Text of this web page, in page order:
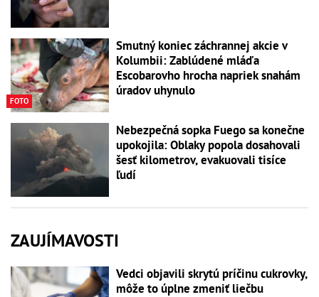
FOTO
Smutný koniec záchrannej akcie v
Kolumbii: Zablúdené mláďa
Escobarovho hrocha napriek snahám
úradov uhynulo
Nebezpečná sopka Fuego sa konečne
upokojila: Oblaky popola dosahovali
šesť kilometrov, evakuovali tisíce
ľudí
ZAUJÍMAVOSTI
Vedci objavili skrytú príčinu cukrovky,
môže to úplne zmeniť liečbu